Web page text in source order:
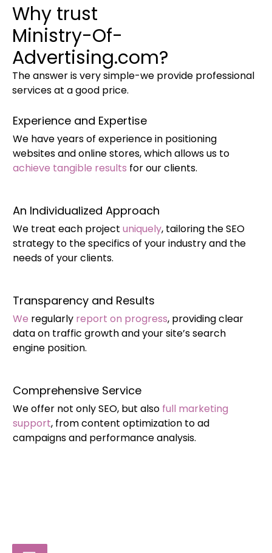
Why trust
Ministry-Of-
Advertising.com?
The answer is very simple-we provide professional
services at a good price.
Experience and Expertise
We have years of experience in positioning
websites and online stores, which allows us to
achieve tangible results for our clients.
An Individualized Approach
We treat each project uniquely, tailoring the SEO
strategy to the specifics of your industry and the
needs of your clients.
Transparency and Results
We regularly report on progress, providing clear
data on traffic growth and your site’s search
engine position.
Comprehensive Service
We offer not only SEO, but also full marketing
support, from content optimization to ad
campaigns and performance analysis.